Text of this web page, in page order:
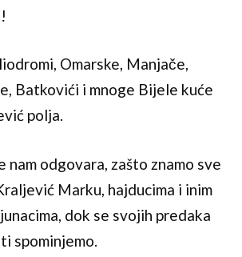
Omarske, Manjače,
Batkovići i mnoge Bijele kuće
polja.
nam odgovara, zašto znamo sve
Marku, hajducima i inim
dok se svojih predaka
spominjemo.